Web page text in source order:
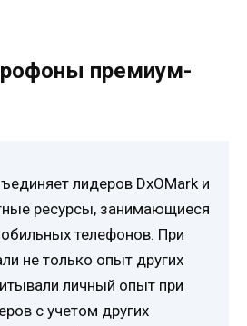
премиум-
лидеров DxOMark и
ресурсы, занимающиеся
телефонов. При
не только опыт других
личный опыт при
с учетом других